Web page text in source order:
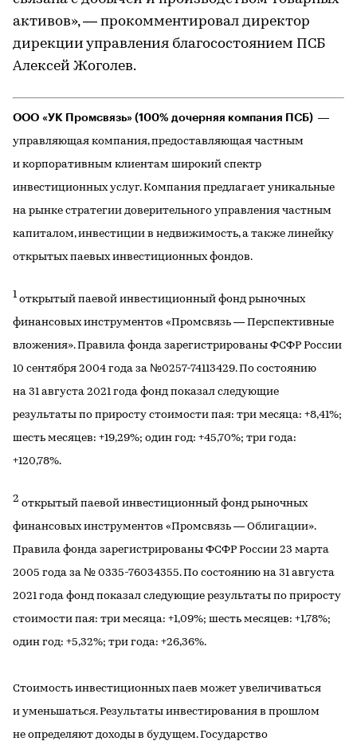
активов», — прокомментировал директор
дирекции управления благосостоянием ПСБ
Алексей Жоголев.
ООО «УК Промсвязь» (100% дочерняя компания ПСБ) —
управляющая компания, предоставляющая частным
и корпоративным клиентам широкий спектр
инвестиционных услуг. Компания предлагает уникальные
на рынке стратегии доверительного управления частным
капиталом, инвестиции в недвижимость, а также линейку
открытых паевых инвестиционных фондов.
1 открытый паевой инвестиционный фонд рыночных
финансовых инструментов «Промсвязь — Перспективные
вложения». Правила фонда зарегистрированы ФСФР России
10 сентября 2004 года за №0257-74113429. По состоянию
на 31 августа 2021 года фонд показал следующие
результаты по приросту стоимости пая: три месяца: +8,41%;
шесть месяцев: +19,29%; один год: +45,70%; три года:
+120,78%.
2 открытый паевой инвестиционный фонд рыночных
финансовых инструментов «Промсвязь — Облигации».
Правила фонда зарегистрированы ФСФР России 23 марта
2005 года за № 0335-76034355. По состоянию на 31 августа
2021 года фонд показал следующие результаты по приросту
стоимости пая: три месяца: +1,09%; шесть месяцев: +1,78%;
один год: +5,32%; три года: +26,36%.
Стоимость инвестиционных паев может увеличиваться
и уменьшаться. Результаты инвестирования в прошлом
не определяют доходы в будущем. Государство